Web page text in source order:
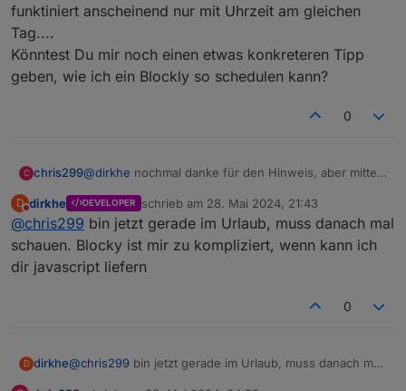
funktiniert anscheinend nur mit Uhrzeit am gleichen
Tag....
Könntest Du mir noch einen etwas konkreteren Tipp
geben, wie ich ein Blockly so schedulen kann?
0
C chris299@dirkhe nochmal danke für den Hinweis, aber mittels
ich noch nicht.... :-) )
sowas wie
console.info('naechste Veranstaltung
funktiniert anscheinend nur mit Uhrzeit am gleichen
Tag....
Könntest Du mir noch einen etwas konkreteren Tipp
D
Nicht stören
dirkhe DEVELOPER schrieb am 28. Mai 2024, 21:43
zuletzt editiert von
@chris299 bin jetzt gerade im Urlaub, muss danach mal
schauen. Blocky ist mir zu kompliziert, wenn kann ich
dir javascript liefern
0
D dirkhe@chris299 bin jetzt gerade im Urlaub, muss danach mal